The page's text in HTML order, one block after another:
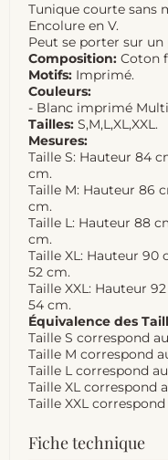
Tunique courte sans
Encolure en V.
Peut se porter sur
Composition: Coton
Motifs: Imprimé.
Couleurs:
- Blanc imprimé
Tailles: S,M,L,XL,XXL.
Mesures:
Taille S: Hauteur 84
cm.
Taille M: Hauteur 86
cm.
Taille L: Hauteur 88
cm.
Taille XL: Hauteur 90
52 cm.
Taille XXL: Hauteur
54 cm.
Équivalence des
Taille S correspond
Taille M correspond
Taille L correspond
Taille XL correspond
Taille XXL correspond
Fiche technique